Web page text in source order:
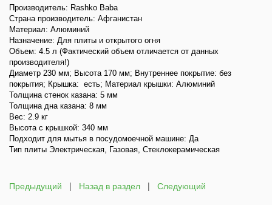
Производитель: Rashko Baba
Страна производитель: Афганистан
Материал: Алюминий
Назначение: Для плиты и открытого огня
Объем: 4.5 л (Фактический объем отличается от данных
производителя!)
Диаметр 230 мм; Высота 170 мм; Внутреннее покрытие: без
покрытия; Крышка: есть; Материал крышки: Алюминий
Толщина стенок казана: 5 мм
Толщина дна казана: 8 мм
Вес: 2.9 кг
Высота с крышкой: 340 мм
Подходит для мытья в посудомоечной машине: Да
Тип плиты Электрическая, Газовая, Стеклокерамическая
Предыдущий | Назад в раздел | Следующий